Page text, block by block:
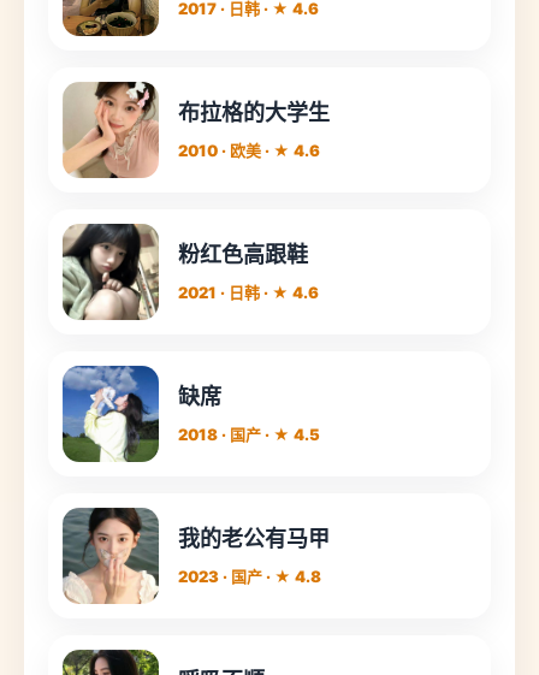
2017 · 日韩 · ★ 4.6
布拉格的大学生
2010 · 欧美 · ★ 4.6
粉红色高跟鞋
2021 · 日韩 · ★ 4.6
缺席
2018 · 国产 · ★ 4.5
我的老公有马甲
2023 · 国产 · ★ 4.8